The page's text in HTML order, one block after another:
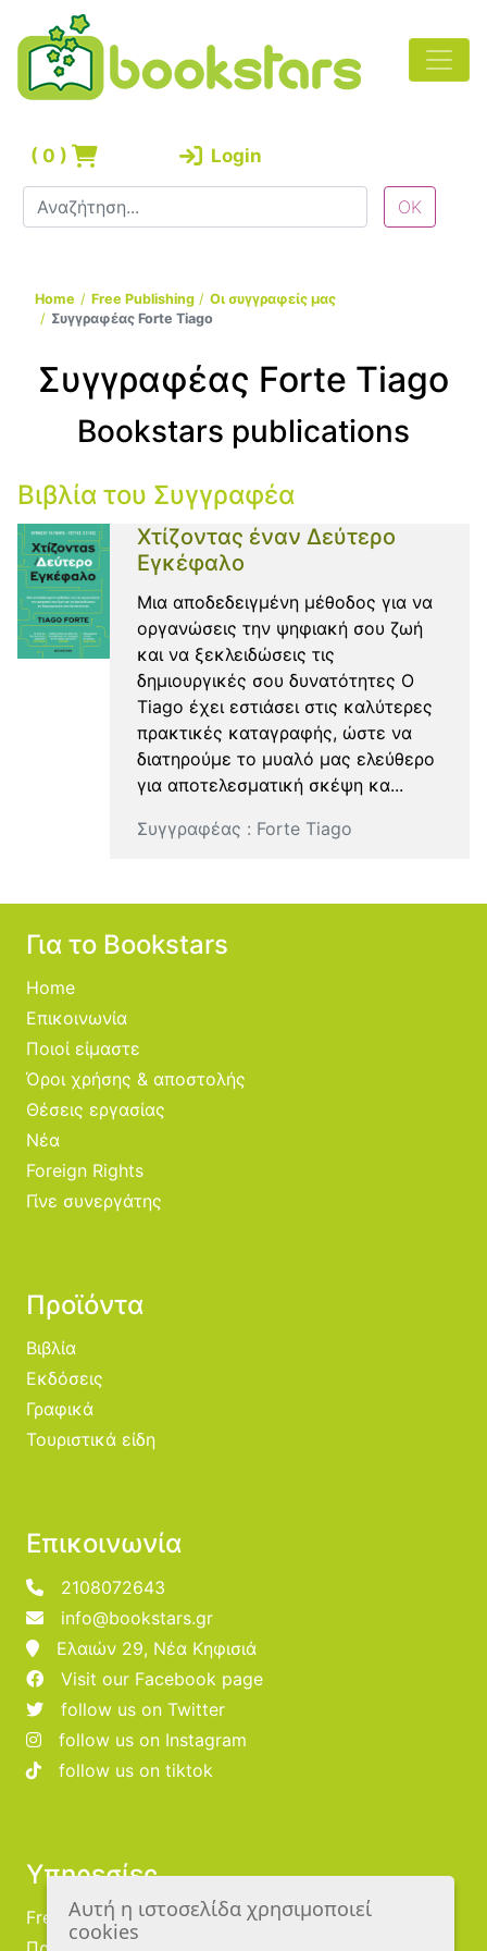
( 0 ) Login
Home Free Publishing
Οι συγγραφείς μας
Συγγραφέας Forte Tiago
Συγγραφέας Forte Tiago
Bookstars publications
Βιβλία του Συγγραφέα
Χτίζοντας έναν Δεύτερο
Εγκέφαλο
Μια αποδεδειγμένη μέθοδος για να
οργανώσεις την ψηφιακή σου ζωή
και να ξεκλειδώσεις τις
δημιουργικές σου δυνατότητες Ο
Tiago έχει εστιάσει στις καλύτερες
πρακτικές καταγραφής, ώστε να
διατηρούμε το μυαλό μας ελεύθερο
για αποτελεσματική σκέψη κα...
Συγγραφέας : Forte Tiago
Για το Bookstars
Home
Επικοινωνία
Ποιοί είμαστε
Όροι χρήσης & αποστολής
Θέσεις εργασίας
Νέα
Foreign Rights
Γίνε συνεργάτης
Προϊόντα
Βιβλία
Εκδόσεις
Γραφικά
Τουριστικά είδη
Επικοινωνία
2108072643
info@bookstars.gr
Ελαιών 29, Νέα Κηφισιά
Visit our Facebook page
follow us on Twitter
follow us on Instagram
follow us on tiktok
Υπηρεσίες
Free Publishing
Αυτή η ιστοσελίδα χρησιμοποιεί
cookies